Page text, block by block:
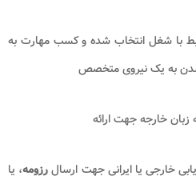
با شغل انتخاب شده و کسب مهارت به
به یک نیروی متخصص
خارجه جهت ارائه
خارجی یا ایرانی جهت ارسالرزومه، یا